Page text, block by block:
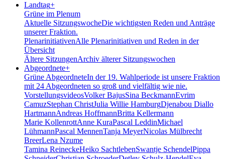
Landtag+
Grüne im Plenum
Aktuelle SitzungswocheDie wichtigsten Reden und Anträge
unserer Fraktion.
PlenarinitiativenAlle Plenarinitiativen und Reden in der
Übersicht
Ältere SitzungenArchiv älterer Sitzungswochen
Abgeordnete+
Grüne AbgeordneteIn der 19. Wahlperiode ist unsere Fraktion
mit 24 Abgeordneten so groß und vielfältig wie nie.
VorstellungsvideosVolker BajusSina BeckmannEvrim
CamuzStephan ChristJulia Willie HamburgDjenabou Diallo
HartmannAndreas HoffmannBritta Kellermann
Marie KollenrottAnne KuraPascal LeddinMichael
LühmannPascal MennenTanja MeyerNicolas Mülbrecht
BreerLena Nzume
Tamina ReineckeHeiko SachtlebenSwantje SchendelPippa